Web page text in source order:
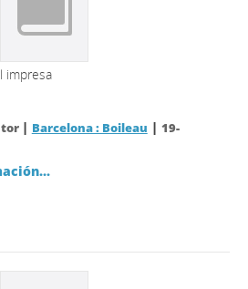
impresa
| Barcelona : Boileau | 19-